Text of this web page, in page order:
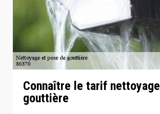
Connaître le tarif
gouttière